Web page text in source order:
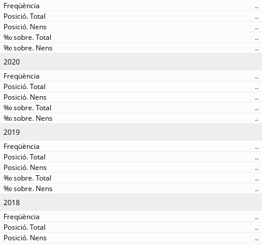
..
..
..
..
..
2020
..
..
..
..
..
2019
..
..
..
..
..
2018
..
..
..